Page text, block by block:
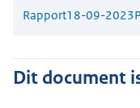
Rapport18-09-2023
Dit document